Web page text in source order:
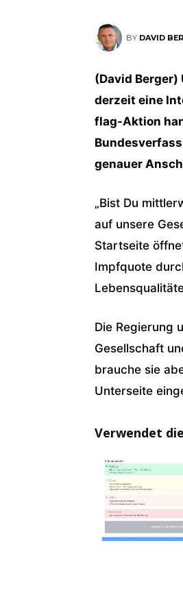
BY DAVID
(David
derzeit eine
flag-Aktion
genauer
„Bist Du
auf unsere
Startseite
Impfquote
Die Regierung
Gesellschaft
brauche sie
Unterseite
Verwendet